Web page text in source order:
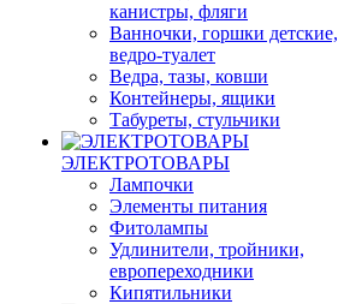
канистры, фляги
Ванночки, горшки детские,
ведро-туалет
Ведра, тазы, ковши
Контейнеры, ящики
Табуреты, стульчики
ЭЛЕКТРОТОВАРЫ
Лампочки
Элементы питания
Фитолампы
Удлинители, тройники,
европереходники
Кипятильники